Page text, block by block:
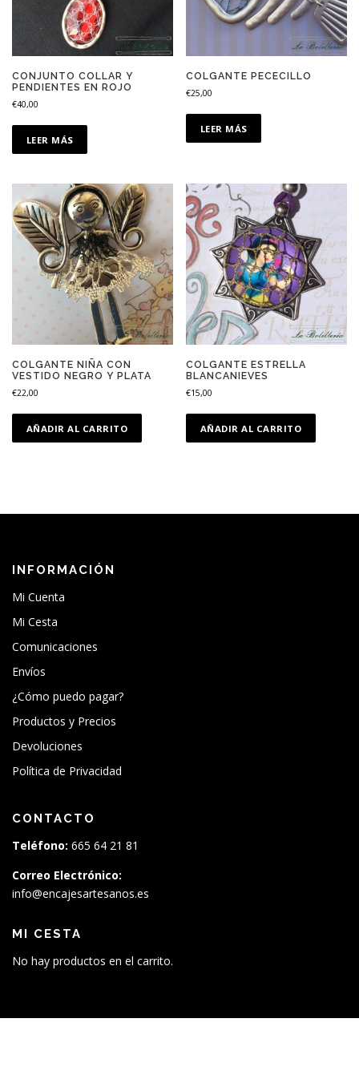
CONJUNTO COLLAR Y
PENDIENTES EN ROJO
€40,00
LEER MÁS
COLGANTE PECECILLO
€25,00
LEER MÁS
COLGANTE NIÑA CON
VESTIDO NEGRO Y PLATA
€22,00
AÑADIR AL CARRITO
COLGANTE ESTRELLA
BLANCANIEVES
€15,00
AÑADIR AL CARRITO
INFORMACIÓN
Mi Cuenta
Mi Cesta
Comunicaciones
Envíos
¿Cómo puedo pagar?
Productos y Precios
Devoluciones
Política de Privacidad
CONTACTO
Teléfono: 665 64 21 81
Correo Electrónico:
info@encajesartesanos.es
MI CESTA
No hay productos en el carrito.